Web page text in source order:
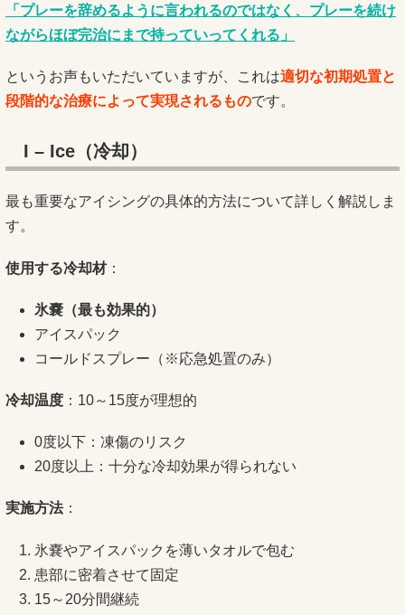
「プレーを辞めるように言われるのではなく、プレーを続け
ながらほぼ完治にまで持っていってくれる」
というお声もいただいていますが、これは適切な初期処置と
段階的な治療によって実現されるものです。
I – Ice（冷却）
最も重要なアイシングの具体的方法について詳しく解説しま
す。
使用する冷却材：
氷嚢（最も効果的）
アイスパック
コールドスプレー（※応急処置のみ）
冷却温度 ：10～15度が理想的
0度以下：凍傷のリスク
20度以上：十分な冷却効果が得られない
実施方法：
氷嚢やアイスパックを薄いタオルで包む
患部に密着させて固定
15～20分間継続